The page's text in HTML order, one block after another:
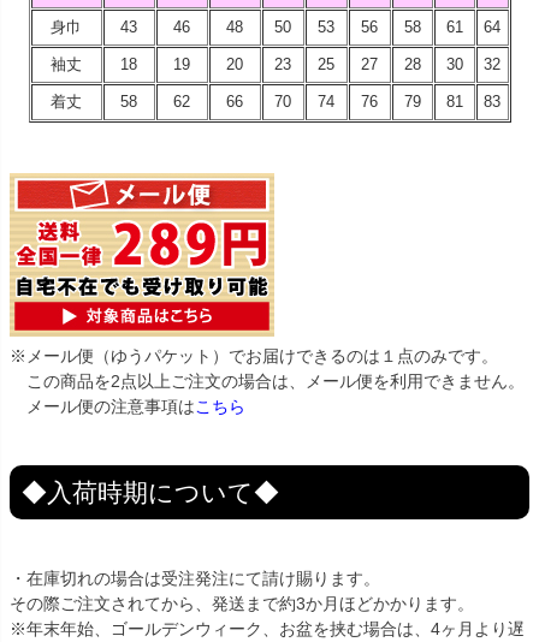
身巾 43 46 48 50 53 56 58 61 64
袖丈 18 19 20 23 25 27 28 30 32
着丈 58 62 66 70 74 76 79 81 83
※メール便（ゆうパケット）でお届けできるのは１点のみです。
この商品を2点以上ご注文の場合は、メール便を利用できません。
メール便の注意事項はこちら
◆入荷時期について◆
・在庫切れの場合は受注発注にて請け賜ります。
その際ご注文されてから、発送まで約3か月ほどかかります。
※年末年始、ゴールデンウィーク、お盆を挟む場合は、4ヶ月より遅